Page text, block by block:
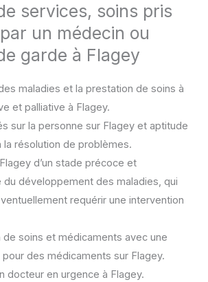
services, soins pris
un médecin ou
garde à Flagey
maladies et la prestation de soins à
et palliative à Flagey.
sur la personne sur Flagey et aptitude
la résolution de problèmes.
d’un stade précoce et
du développement des maladies, qui
requérir une intervention
de soins et médicaments avec une
des médicaments sur Flagey.
docteur en urgence à Flagey.